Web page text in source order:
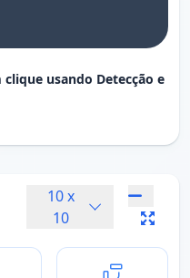
usando Detecção e
10x
10